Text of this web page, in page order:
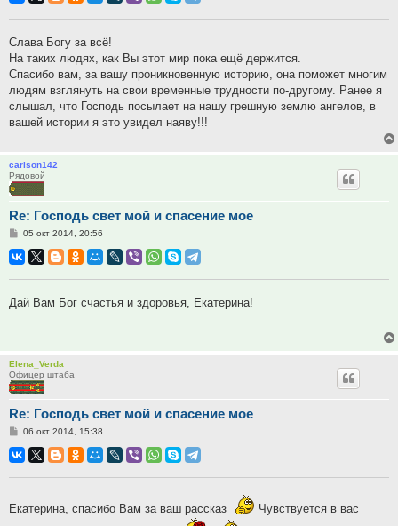
Слава Богу за всё!
На таких людях, как Вы этот мир пока ещё держится.
Спасибо вам, за вашу проникновенную историю, она поможет многим
людям взглянуть на свои временные трудности по-другому. Ранее я
слышал, что Господь посылает на нашу грешную землю ангелов, в
вашей истории я это увидел наяву!!!
carlson142
Рядовой
Re: Господь свет мой и спасение мое
Сообщение
05 окт 2014, 20:56
Дай Вам Бог счастья и здоровья, Екатерина!
Elena_Verda
Офицер штаба
Re: Господь свет мой и спасение мое
Сообщение
06 окт 2014, 15:38
Екатерина, спасибо Вам за ваш рассказ
Чувствуется в вас